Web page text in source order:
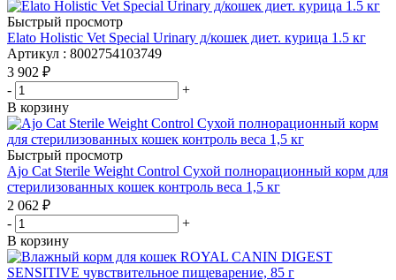
Быстрый просмотр
Elato Holistic Vet Special Urinary д/кошек диет. курица 1.5 кг
Артикул : 8002754103749
3 902 ₽
-
+
В корзину
Быстрый просмотр
Ajo Cat Sterile Weight Control Сухой полнорационный корм для
стерилизованных кошек контроль веса 1,5 кг
2 062 ₽
-
+
В корзину